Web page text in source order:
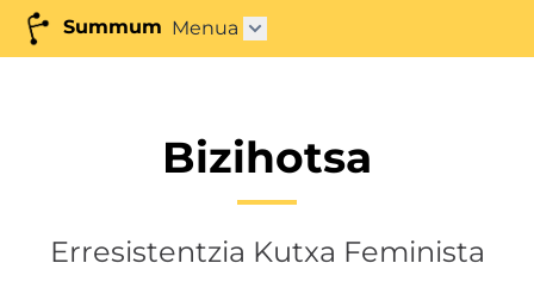
Summum Menua Azpimenua ireki"
Bizihotsa
Erresistentzia Kutxa Feminista